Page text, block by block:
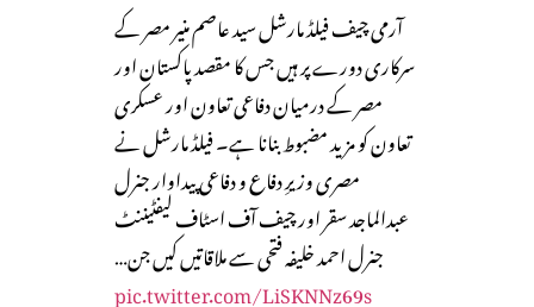
آرمی چیف فیلڈ مارشل سید عاصم منیر مصر کے
سرکاری دورے پر ہیں جس کا مقصد پاکستان اور
مصر کے درمیان دفاعی تعاون اور عسکری
تعاون کو مزید مضبوط بنانا ہے۔ فیلڈ مارشل نے
مصری وزیرِ دفاع و دفاعی پیداوار جنرل
عبدالماجد سقر اور چیف آف اسٹاف لیفٹیننٹ
جنرل احمد خلیفہ فتحی سے ملاقاتیں کیں جن…
pic.twitter.com/LiSKNNz69s